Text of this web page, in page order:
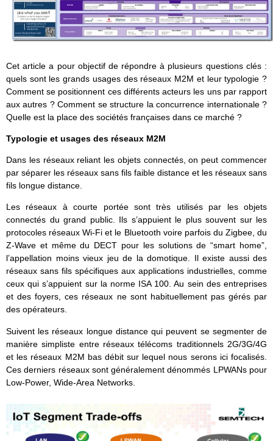
Cet article a pour objectif de répondre à plusieurs questions clés :
quels sont les grands usages des réseaux M2M et leur typologie ?
Comment se positionnent ces différents acteurs les uns par rapport
aux autres ? Comment se structure la concurrence internationale ?
Quelle est la place des sociétés françaises dans ce marché ?
Typologie et usages des réseaux M2M
Dans les réseaux reliant les objets connectés, on peut commencer
par séparer les réseaux sans fils faible distance et les réseaux sans
fils longue distance.
Les réseaux à courte portée sont très utilisés par les objets
connectés du grand public. Ils s’appuient le plus souvent sur les
protocoles réseaux Wi-Fi et le Bluetooth voire parfois du Zigbee, du
Z-Wave et même du DECT pour les solutions de “smart home”,
l’appellation moins vieux jeu de la domotique. Il existe aussi des
réseaux sans fils spécifiques aux applications industrielles, comme
ceux qui s’appuient sur la norme ISA 100. Au sein des entreprises
et des foyers, ces réseaux ne sont habituellement pas gérés par
des opérateurs.
Suivent les réseaux longue distance qui peuvent se segmenter de
manière simpliste entre réseaux télécoms traditionnels 2G/3G/4G
et les réseaux M2M bas débit sur lequel nous serons ici focalisés.
Ces derniers réseaux sont généralement dénommés LPWANs pour
Low-Power, Wide-Area Networks.